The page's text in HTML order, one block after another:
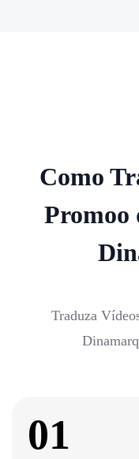
Como
Promoo
Traduza
01